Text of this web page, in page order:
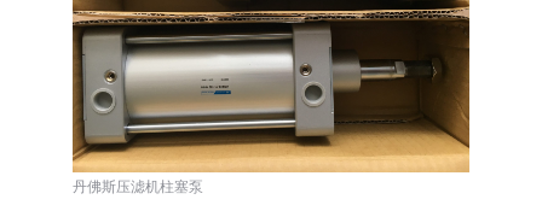
丹佛斯压滤机柱塞泵